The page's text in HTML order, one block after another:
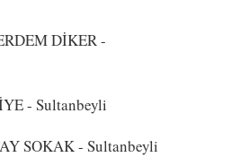
DİKER-
- Sultanbeyli
SOKAK- Sultanbeyli